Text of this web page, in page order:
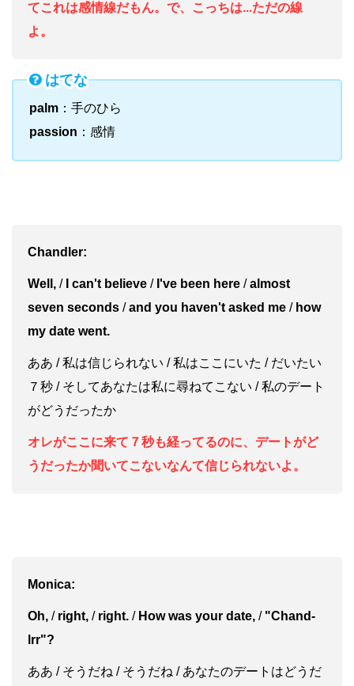
てこれは感情線だもん。で、こっちは...ただの線
よ。
はてな
palm ：手のひら
passion ：感情
Chandler:
Well, / I can't believe / I've been here /almost
seven seconds /and you haven't asked me / how
my date went.
ああ / 私は信じられない / 私はここにいた / だいたい
７秒 / そしてあなたは私に尋ねてこない / 私のデート
がどうだったか
オレがここに来て７秒も経ってるのに、デートがど
うだったか聞いてこないなんて信じられないよ。
Monica:
Oh, / right, / right. / How was your date, / "Chand-
lrr"?
ああ / そうだね / そうだね / あなたのデートはどうだ